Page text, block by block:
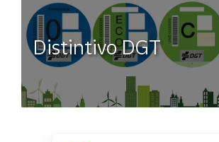
Distintivo DGT